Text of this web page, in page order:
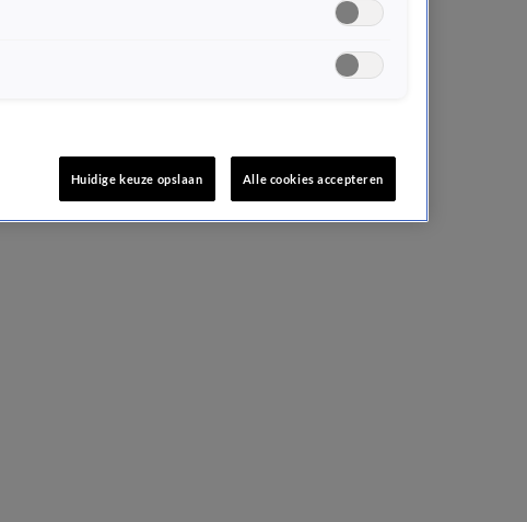
Huidige keuze opslaan Alle cookies accepteren